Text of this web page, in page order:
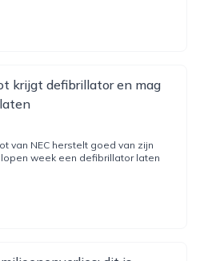
krijgt defibrillator en mag
van NEC herstelt goed van zijn
week een defibrillator laten